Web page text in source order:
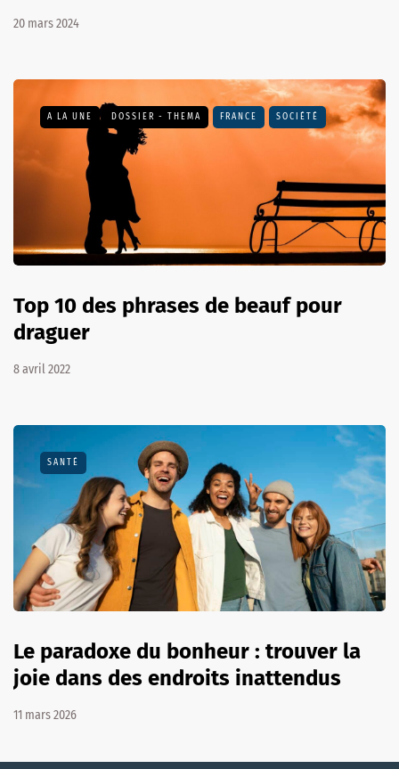
20 mars 2024
A LA UNE DOSSIER - THEMA FRANCE SOCIÉTÉ
Top 10 des phrases de beauf pour
draguer
8 avril 2022
SANTÉ
Le paradoxe du bonheur : trouver la
joie dans des endroits inattendus
11 mars 2026